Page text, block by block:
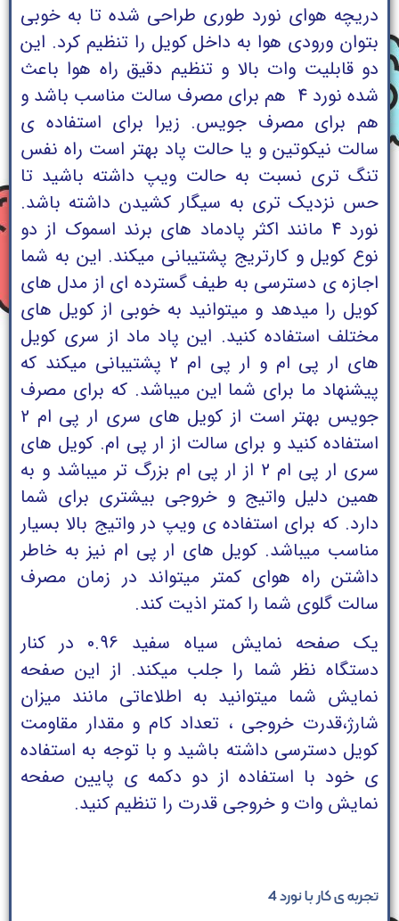
دریچه هوای نورد طوری طراحی شده تا به خوبی
بتوان ورودی هوا به داخل کویل را تنظیم کرد. این
دو قابلیت وات بالا و تنظیم دقیق راه هوا باعث
شده نورد 4 هم برای مصرف سالت مناسب باشد و
هم برای مصرف جویس. زیرا برای استفاده ی
سالت نیکوتین و یا حالت پاد بهتر است راه نفس
تنگ تری نسبت به حالت ویپ داشته باشید تا
حس نزدیک تری به سیگار کشیدن داشته باشد.
نورد 4 مانند اکثر پادماد های برند اسموک از دو
نوع کویل و کارتریج پشتیبانی میکند. این به شما
اجازه ی دسترسی به طیف گسترده ای از مدل های
کویل را میدهد و میتوانید به خوبی از کویل های
مختلف استفاده کنید. این پاد ماد از سری کویل
های ار پی ام و ار پی ام 2 پشتیبانی میکند که
پیشنهاد ما برای شما این میباشد. که برای مصرف
جویس بهتر است از کویل های سری ار پی ام 2
استفاده کنید و برای سالت از ار پی ام. کویل های
سری ار پی ام 2 از ار پی ام بزرگ تر میباشد و به
همین دلیل واتیج و خروجی بیشتری برای شما
دارد. که برای استفاده ی ویپ در واتیج بالا بسیار
مناسب میباشد. کویل های ار پی ام نیز به خاطر
داشتن راه هوای کمتر میتواند در زمان مصرف
سالت گلوی شما را کمتر اذیت کند.
یک صفحه نمایش سیاه سفید 0.96 در کنار
دستگاه نظر شما را جلب میکند. از این صفحه
نمایش شما میتوانید به اطلاعاتی مانند میزان
شارژ،قدرت خروجی ، تعداد کام و مقدار مقاومت
کویل دسترسی داشته باشید و با توجه به استفاده
ی خود با استفاده از دو دکمه ی پایین صفحه
نمایش وات و خروجی قدرت را تنظیم کنید.
تجربه ی کار با نورد 4